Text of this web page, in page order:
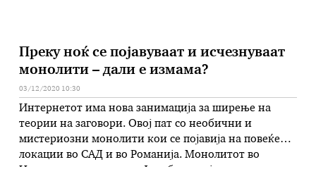
Преку ноќ се појавуваат и исчезнуваат
монолити – дали е измама?
03/12/2020 10:30
Интернетот има нова занимација за ширење на
теории на заговори. Овој пат со необични и
мистериозни монолити кои се појавија на повеќе
локации во САД и во Романија. Монолитот во